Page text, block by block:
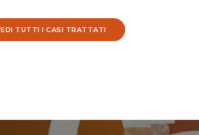
TUTTI I CASI TRATTATI